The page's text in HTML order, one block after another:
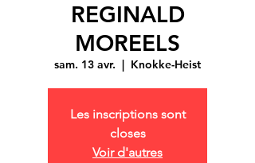
REGINALD
MOREELS
sam. 13 avr.
  |
Knokke-Heist
Les inscriptions sont
closes
Voir d'autres